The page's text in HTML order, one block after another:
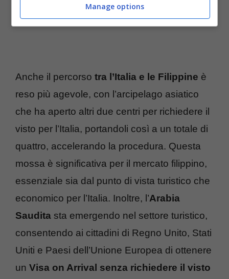
Anche il percorso tra l’Italia e le Filippine è
reso più agevole, con l’arcipelago asiatico
che ha aperto altri due centri per richiedere il
visto per l’Italia, portandoli così a un totale di
quattro, accelerando la procedura. Questa
mossa è significativa per il mercato filippino,
essenziale sia dal punto di vista turistico che
economico per l’Italia. Inoltre, l’Arabia
Saudita sta emergendo nel settore turistico,
consentendo ai cittadini di Regno Unito, Stati
Uniti e Paesi dell’Unione Europea di ottenere
un Visa on Arrival senza richiedere il visto
Manage options